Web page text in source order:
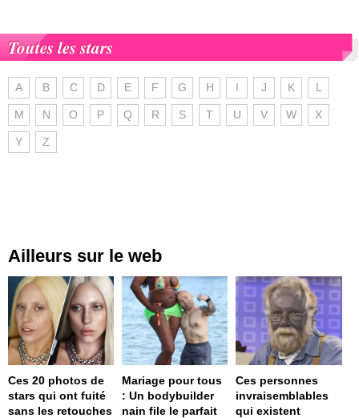
Toutes les stars
A B C D E F G H I J K L
M N O P Q R S T U V W X
Y Z
Ailleurs sur le web
Ces 20 photos de
stars qui ont fuité
sans les retouches
Mariage pour tous
: Un bodybuilder
nain file le parfait
Ces personnes
invraisemblables
qui existent